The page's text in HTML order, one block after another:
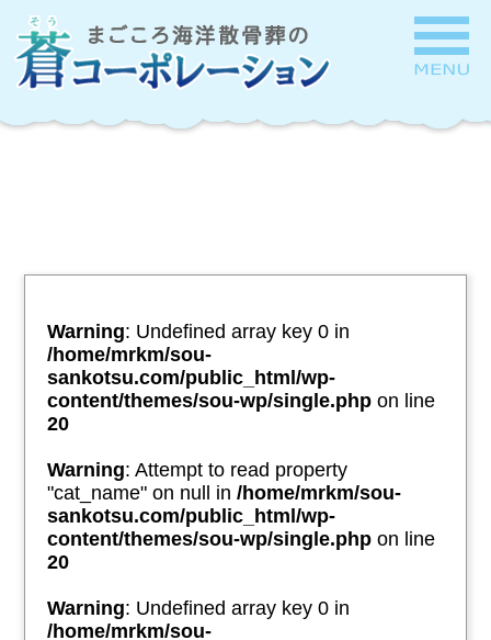
Warning: Undefined array key 0 in
/home/mrkm/sou-
sankotsu.com/public_html/wp-
content/themes/sou-wp/single.php on line
20
Warning: Attempt to read property
"cat_name" on null in/home/mrkm/sou-
sankotsu.com/public_html/wp-
content/themes/sou-wp/single.php on line
20
Warning: Undefined array key 0 in
/home/mrkm/sou-